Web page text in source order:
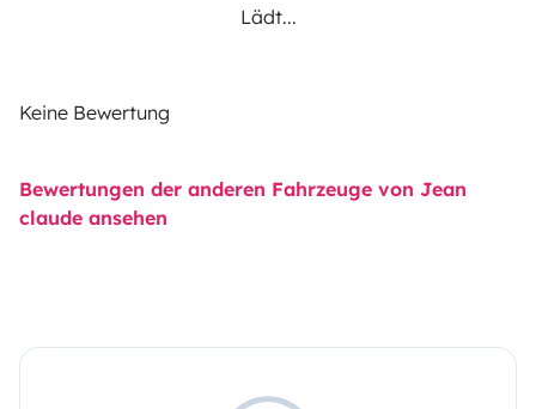
Lädt...
Keine Bewertung
Bewertungen der anderen Fahrzeuge von Jean
claude ansehen